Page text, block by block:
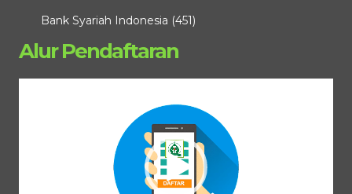
Bank Syariah Indonesia (451)
Alur Pendaftaran